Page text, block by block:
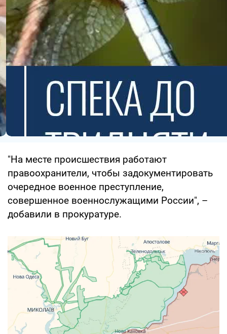
"На месте происшествия работают
правоохранители, чтобы задокументировать
очередное военное преступление,
совершенное военнослужащими России", –
добавили в прокуратуре.